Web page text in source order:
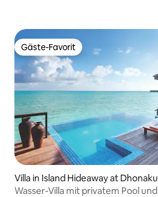
Gäste-Favorit
Gäste-Favorit
Villa in Island Hideaway at
Wasser-Villa mit privatem Pool